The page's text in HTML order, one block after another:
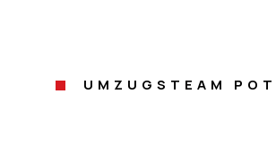
UMZUGSTEAM